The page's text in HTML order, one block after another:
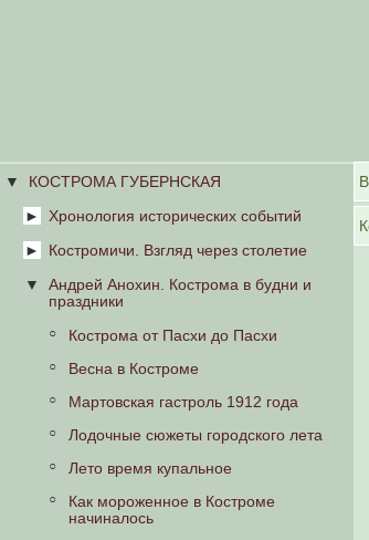
КОСТРОМА ГУБЕРНСКАЯ
Хронология исторических событий
Хроноскоп
Газетные старости
Костромичи. Взгляд через столетие
О книге
Костромичи в часы досуга
Андрей Анохин. Кострома в будни и
праздники
Кострома от Пасхи до Пасхи
Весна в Костроме
Мартовская гастроль 1912 года
Лодочные сюжеты городского лета
Лето время купальное
Как мороженное в Костроме
начиналось